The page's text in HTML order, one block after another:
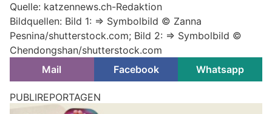
Quelle: katzennews.ch-Redaktion
Bildquellen: Bild 1: => Symbolbild © Zanna
Pesnina/shutterstock.com; Bild 2: => Symbolbild ©
Chendongshan/shutterstock.com
Mail
Facebook Whatsapp
PUBLIREPORTAGEN